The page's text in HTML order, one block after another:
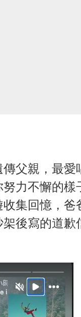
父親，最愛
力不懈的樣
集回憶，爸
後寫的道歉